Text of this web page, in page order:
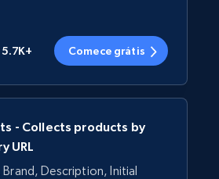
5.7K+ Comece grátis
- Collects products by
URL
Brand, Description, Initial